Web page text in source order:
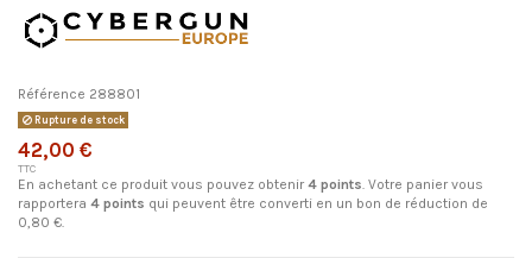
Référence 288801
Rupture de stock
42,00 €
TTC
En achetant ce produit vous pouvez obtenir 4 points . Votre panier vous
rapportera 4 points qui peuvent être converti en un bon de réduction de
0,80 €